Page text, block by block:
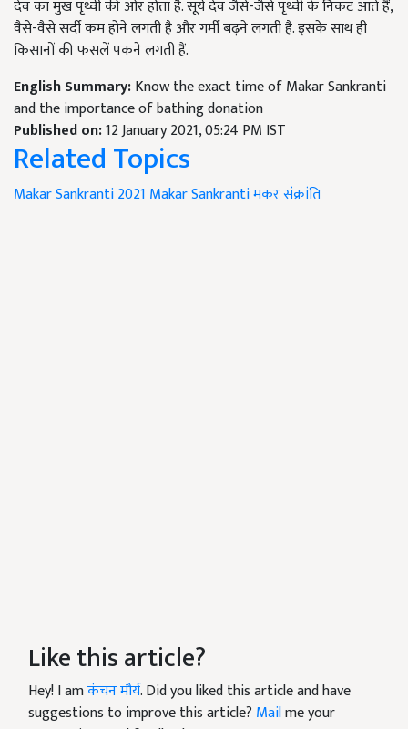
देव का मुख पृथ्वी की ओर होता है. सूर्य देव जैसे-जैसे पृथ्वी के निकट आते हैं,
वैसे-वैसे सर्दी कम होने लगती है और गर्मी बढ़ने लगती है. इसके साथ ही
किसानों की फसलें पकने लगती हैं.
English Summary:Know the exact time of Makar Sankranti
and the importance of bathing donation
Published on:12 January 2021, 05:24 PM IST
Related Topics
Makar Sankranti 2021 Makar Sankrantiमकर संक्रांति
Like this article?
Hey! I amकंचन मौर्य. Did you liked this article and have
suggestions to improve this article? Mailme your